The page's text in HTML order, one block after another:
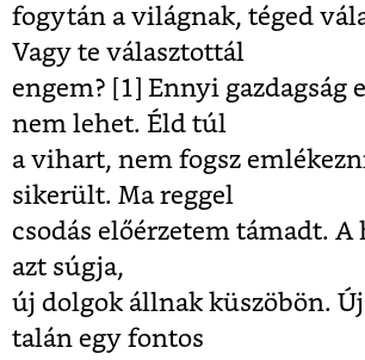
fogytán a világnak, téged
Vagy te választottál
engem? [1]
Ennyi gazdagság
nem lehet. Éld túl
a vihart, nem fogsz
sikerült. Ma reggel
csodás előérzetem támadt. A
azt súgja,
új dolgok állnak küszöbön.
talán egy fontos